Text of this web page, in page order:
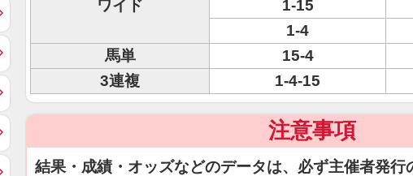
ワイド 1-15
1-4
馬単
15-4
3連複
1-4-15
注意事項
結果・成績・オッズなどのデータは、必ず主催者発行